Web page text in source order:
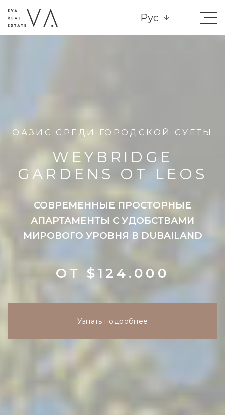
Рус
ОАЗИС СРЕДИ ГОРОДСКОЙ СУЕТЫ
WEYBRIDGE
GARDENS ОТ LEOS
СОВРЕМЕННЫЕ ПРОСТОРНЫЕ
АПАРТАМЕНТЫ С УДОБСТВАМИ
МИРОВОГО УРОВНЯ В DUBAILAND
ОТ $124.000
Узнать подробнее